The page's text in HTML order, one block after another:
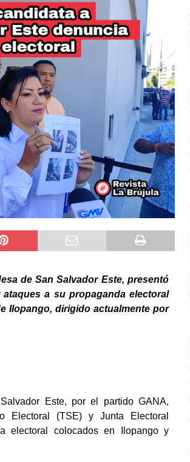
de San Salvador Este, presentó
a su propaganda electoral
Ilopango, dirigido actualmente por
Este, por el partido GANA,
Electoral (TSE) y Junta Electoral
electoral colocados en Ilopango y